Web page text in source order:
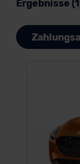
Ergebnisse